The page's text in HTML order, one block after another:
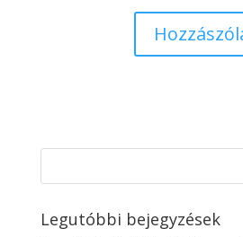
Legutóbbi bejegyzések